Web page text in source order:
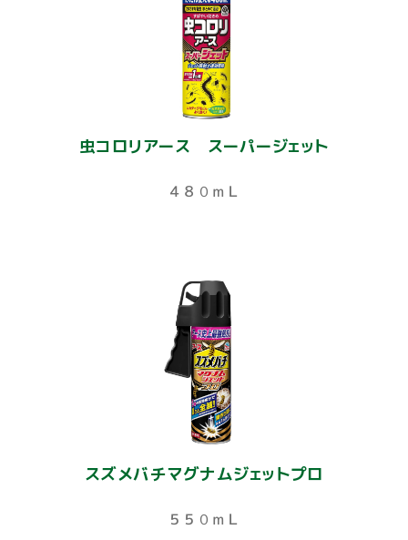
虫コロリアース スーパージェット
４８０ｍＬ
スズメバチマグナムジェットプロ
５５０ｍＬ